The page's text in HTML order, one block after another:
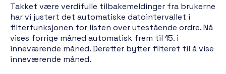
Takket være verdifulle tilbakemeldinger fra brukerne
har vi justert det automatiske datointervallet i
filterfunksjonen for listen over utestående ordre. Nå
vises forrige måned automatisk frem til 15. i
inneværende måned. Deretter bytter filteret til å vise
inneværende måned.